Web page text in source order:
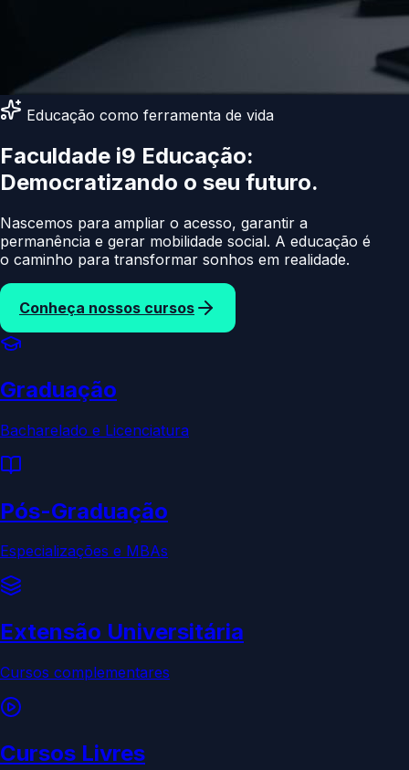
Educação como ferramenta de vida
Faculdade i9 Educação:
Democratizando o seu futur
Nascemos para ampliar o acesso, garantir a
permanência e gerar mobilidade social. A educação é
o caminho para transformar sonhos em realidade.
Conheça nossos cursos
Graduação
Bacharelado e Licenciatura
Pós-Graduação
Especializações e MBAs
Extensão Universitária
Cursos complementares
Cursos Livres